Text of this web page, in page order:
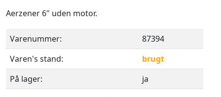
Aerzener 6" uden motor.
Varenummer:
87394
Varen's stand:
brugt
På lager:
ja